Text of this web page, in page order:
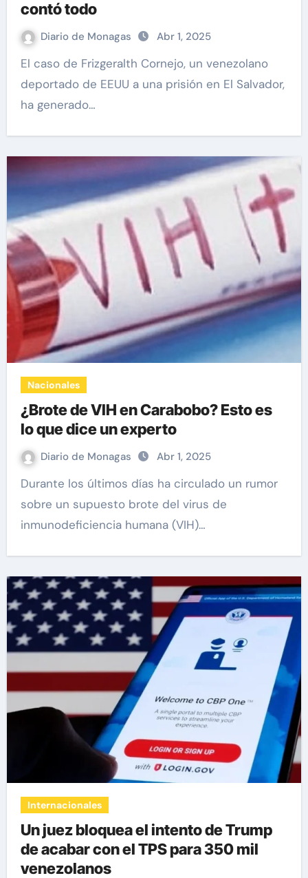
contó todo
Diario de Monagas Abr 1, 2025
El caso de Frizgeralth Cornejo, un venezolano
deportado de EEUU a una prisión en El Salvador,
ha generado…
Nacionales
¿Brote de VIH en Carabobo? Esto es
lo que dice un experto
Diario de Monagas Abr 1, 2025
Durante los últimos días ha circulado un rumor
sobre un supuesto brote del virus de
inmunodeficiencia humana (VIH)…
Internacionales
Un juez bloquea el intento de Trump
de acabar con el TPS para 350 mil
venezolanos